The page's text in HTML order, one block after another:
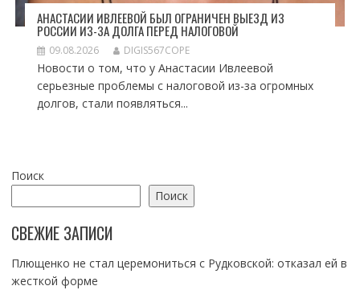
АНАСТАСИИ ИВЛЕЕВОЙ БЫЛ ОГРАНИЧЕН ВЫЕЗД ИЗ
РОССИИ ИЗ-ЗА ДОЛГА ПЕРЕД НАЛОГОВОЙ
09.08.2026 DIGIS567COPE
Новости о том, что у Анастасии Ивлеевой
серьезные проблемы с налоговой из-за огромных
долгов, стали появляться...
Поиск
Поиск
СВЕЖИЕ ЗАПИСИ
Плющенко не стал церемониться с Рудковской: отказал ей в
жесткой форме